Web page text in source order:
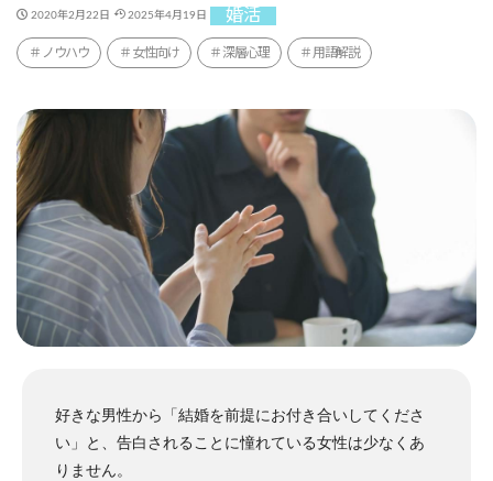
2020年2月22日 2025年4月19日 婚活
ノウハウ 女性向け 深層心理 用語解説
好きな男性から「結婚を前提にお付き合いしてくださ
い」と、告白されることに憧れている女性は少なくあ
りません。